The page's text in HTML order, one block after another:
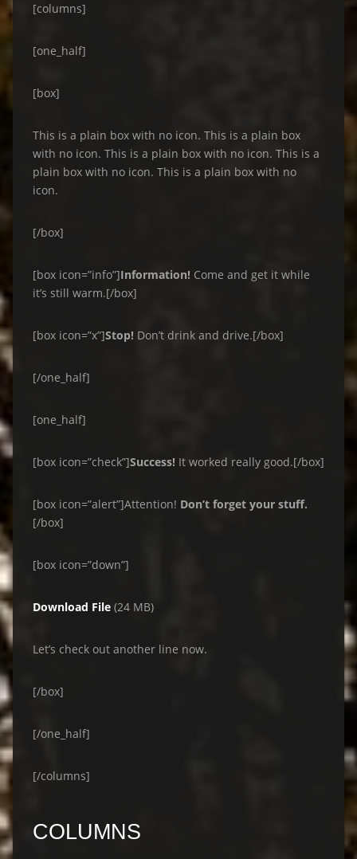
[columns]
[one_half]
[box]
This is a plain box with no icon. This is a plain box
with no icon. This is a plain box with no icon. This is a
plain box with no icon. This is a plain box with no
icon.
[/box]
[box icon=”info”]Information! Come and get it while
it’s still warm.[/box]
[box icon=”x”]Stop! Don’t drink and drive.[/box]
[/one_half]
[one_half]
[box icon=”check”]Success! It worked really good.[/box]
[box icon=”alert”]Attention! Don’t forget your stuff.
[/box]
[box icon=”down”]
Download File(24 MB)
Let’s check out another line now.
[/box]
[/one_half]
[/columns]
COLUMNS